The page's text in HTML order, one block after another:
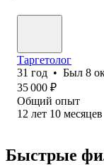
Таргетолог
31 год • Был 8
35 000 ₽
Общий опыт
12 лет 10 месяцев
Быстрые